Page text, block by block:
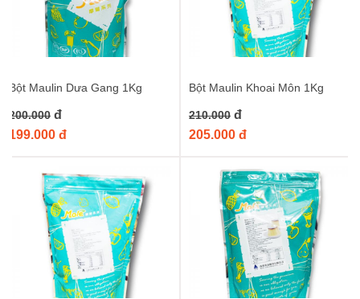
Bột Maulin Dưa Gang 1Kg
200.000 đ
199.000 đ
Bột Maulin Khoai Môn 1Kg
210.000 đ
205.000 đ